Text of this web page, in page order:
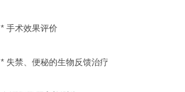
* 手术效果评价
* 失禁、便秘的生物反馈治疗